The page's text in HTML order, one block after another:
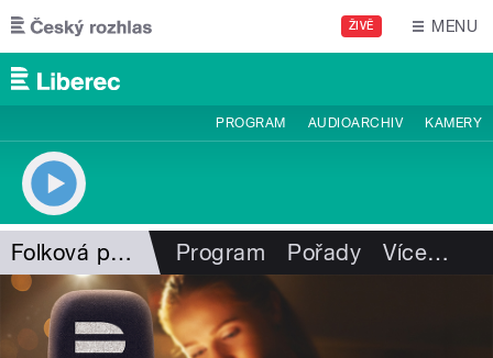
Přejít k hlavnímu obsahu
ŽIVĚ MENU
PROGRAM AUDIOARCHIV KAMERY
Folková pohlazení Program Pořady Více…